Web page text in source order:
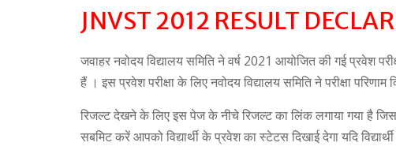
JNVST 2012 RESULT
जवाहर नवोदय विद्यालय समिति ने वर्ष 2021 आयोजित की गई प्रवेश
हैं । इस प्रवेश परीक्षा के लिए नवोदय विद्यालय समिति ने परीक्षा
रिजल्ट देखने के लिए इस पेज के नीचे रिजल्ट का लिंक लगाया गया है
सबमिट करें आपको विद्यार्थी के प्रवेश का स्टेटस दिखाई देगा यदि